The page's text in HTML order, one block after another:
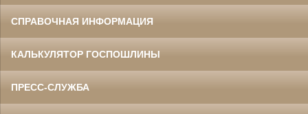
СПРАВОЧНАЯ ИНФОРМАЦИЯ
КАЛЬКУЛЯТОР ГОСПОШЛИНЫ
ПРЕСС-СЛУЖБА